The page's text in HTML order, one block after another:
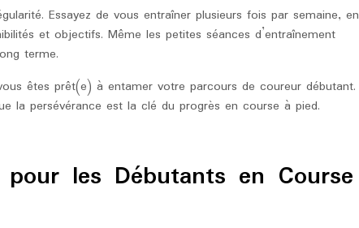
Essayez de vous entraîner plusieurs fois par semaine, en
et objectifs. Même les petites séances d’entraînement
terme.
êtes prêt(e) à entamer votre parcours de coureur débutant.
la persévérance est la clé du progrès en course à pied.
les Débutants en Course